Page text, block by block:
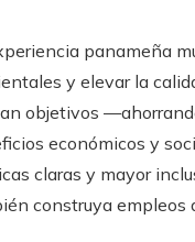
panameña
y elevar la
objetivos
económicos y
claras y mayor
construya empleos